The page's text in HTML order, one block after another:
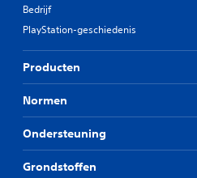
Bedrijf
PlayStation-geschiedenis
Producten
Normen
Ondersteuning
Grondstoffen